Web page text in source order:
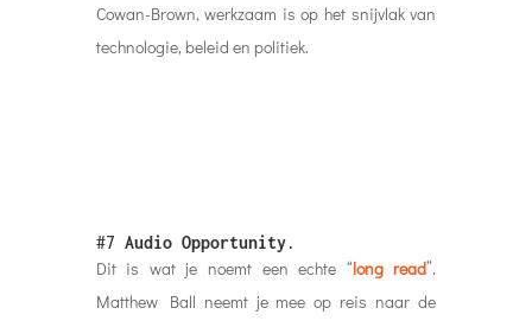
Cowan-Brown, werkzaam is op het snijvlak van
technologie, beleid en politiek.
#7 Audio Opportunity.
Dit is wat je noemt een echte “long read”.
Matthew Ball neemt je mee op reis naar de